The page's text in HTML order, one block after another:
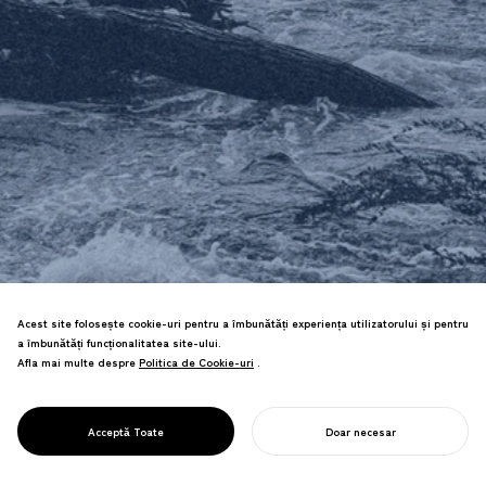
DESIGN PENTRU
REZILIENȚĂ
Creăm design-uri pentru adaptarea la
de la cărți și site-uri web care
vieți la produse de urgență și spații
urbane adaptive la dezastre.
Acest site folosește cookie-uri pentru a îmbunătăți experiența utilizatorului și pentru
a îmbunătăți funcționalitatea site-ului.
Afla mai multe despre Politica de Cookie-uri
Politica de Cookie-uri .
Acceptă Toate Doar necesar